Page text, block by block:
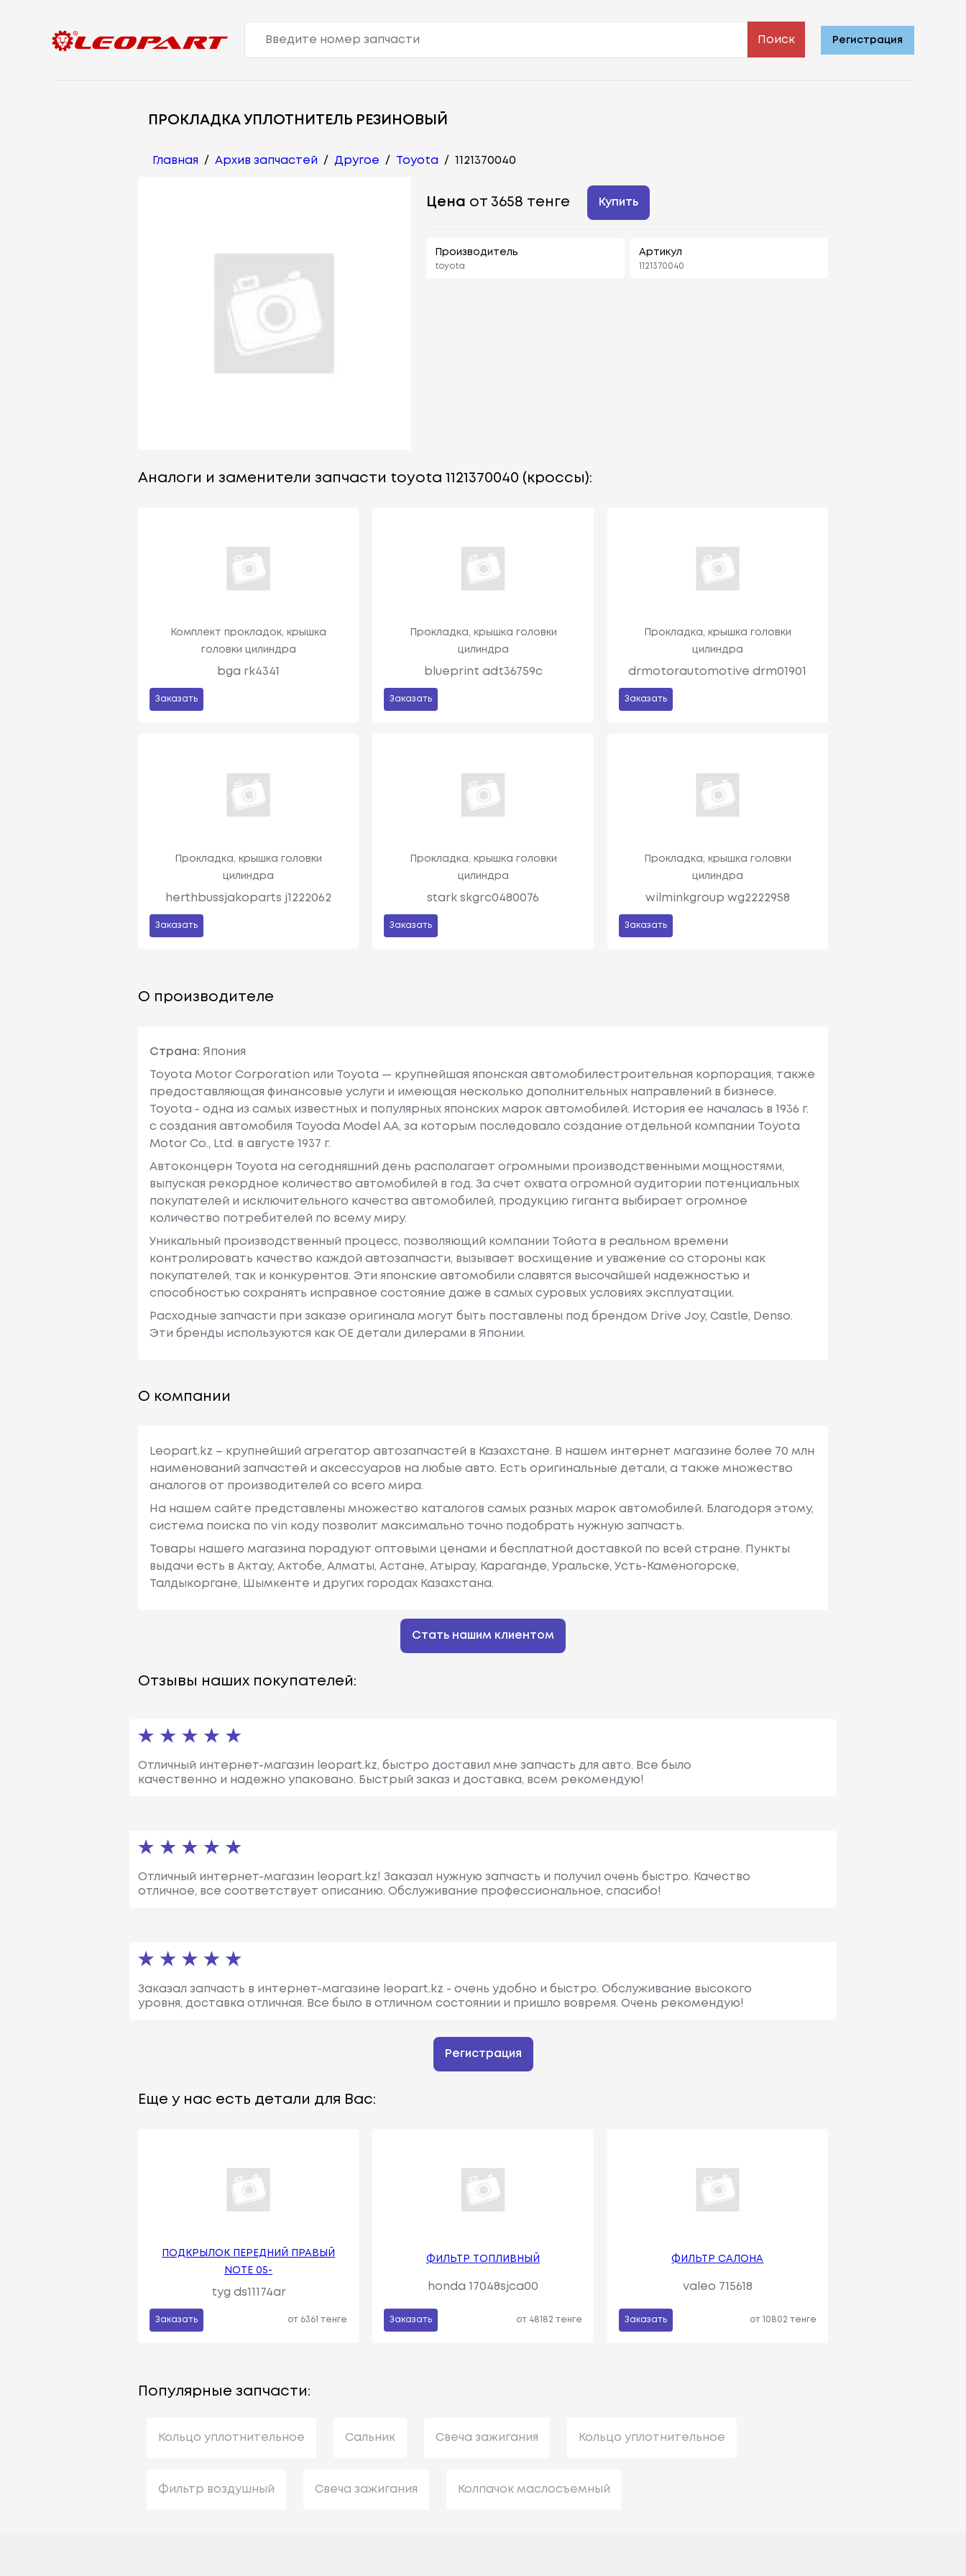
Поиск Регистрация
ПРОКЛАДКА УПЛОТНИТЕЛЬ РЕЗИНОВЫЙ
Главная / Архив запчастей / Другое / Toyota / 1121370040
Цена от 3658 тенге Купить
Производитель
toyota
Артикул
1121370040
Аналоги и заменители запчасти toyota 1121370040 (кроссы):
Комплект прокладок, крышка
головки цилиндра
bga rk4341
Заказать
Прокладка, крышка головки
цилиндра
blueprint adt36759c
Заказать
Прокладка, крышка головки
цилиндра
drmotorautomotive drm01901
Заказать
Прокладка, крышка головки
цилиндра
herthbussjakoparts j1222062
Заказать
Прокладка, крышка головки
цилиндра
stark skgrc0480076
Заказать
Прокладка, крышка головки
цилиндра
wilminkgroup wg2222958
Заказать
О производителе
Страна: Япония
Toyota Motor Corporation или Toyota — крупнейшая японская автомобилестроительная корпорация, также
предоставляющая финансовые услуги и имеющая несколько дополнительных направлений в бизнесе.
Toyota - одна из самых известных и популярных японских марок автомобилей. История ее началась в 1936 г.
с создания автомобиля Toyoda Model AA, за которым последовало создание отдельной компании Toyota
Motor Co., Ltd. в августе 1937 г.
Автоконцерн Toyota на сегодняшний день располагает огромными производственными мощностями,
выпуская рекордное количество автомобилей в год. За счет охвата огромной аудитории потенциальных
покупателей и исключительного качества автомобилей, продукцию гиганта выбирает огромное
количество потребителей по всему миру.
Уникальный производственный процесс, позволяющий компании Тойота в реальном времени
контролировать качество каждой автозапчасти, вызывает восхищение и уважение со стороны как
покупателей, так и конкурентов. Эти японские автомобили славятся высочайшей надежностью и
способностью сохранять исправное состояние даже в самых суровых условиях эксплуатации.
Расходные запчасти при заказе оригинала могут быть поставлены под брендом Drive Joy, Castle, Denso.
Эти бренды используются как ОЕ детали дилерами в Японии.
О компании
Leopart.kz – крупнейший агрегатор автозапчастей в Казахстане. В нашем интернет магазине более 70 млн
наименований запчастей и аксессуаров на любые авто. Есть оригинальные детали, а также множество
аналогов от производителей со всего мира.
На нашем сайте представлены множество каталогов самых разных марок автомобилей. Благодоря этому,
система поиска по vin коду позволит максимально точно подобрать нужную запчасть.
Товары нашего магазина порадуют оптовыми ценами и бесплатной доставкой по всей стране. Пункты
выдачи есть в Актау, Актобе, Алматы, Астане, Атырау, Караганде, Уральске, Усть-Каменогорске,
Талдыкоргане, Шымкенте и других городах Казахстана.
Стать нашим клиентом
Отзывы наших покупателей:
Отличный интернет-магазин leopart.kz, быстро доставил мне запчасть для авто. Все было
качественно и надежно упаковано. Быстрый заказ и доставка, всем рекомендую!
Отличный интернет-магазин leopart.kz! Заказал нужную запчасть и получил очень быстро. Качество
отличное, все соответствует описанию. Обслуживание профессиональное, спасибо!
Заказал запчасть в интернет-магазине leopart.kz - очень удобно и быстро. Обслуживание высокого
уровня, доставка отличная. Все было в отличном состоянии и пришло вовремя. Очень рекомендую!
Регистрация
Еще у нас есть детали для Вас:
ПОДКРЫЛОК ПЕРЕДНИЙ ПРАВЫЙ
NOTE 05-
tyg ds11174ar
Заказать от 6361 тенге
ФИЛЬТР ТОПЛИВНЫЙ
honda 17048sjca00
Заказать от 48182 тенге
ФИЛЬТР САЛОНА
valeo 715618
Заказать от 10802 тенге
Популярные запчасти:
Кольцо уплотнительное Сальник Свеча зажигания Кольцо уплотнительное
Фильтр воздушный Свеча зажигания Колпачок маслосъемный